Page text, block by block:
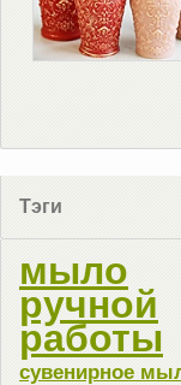
Тэги
мыло
ручной
работы
сувенирное